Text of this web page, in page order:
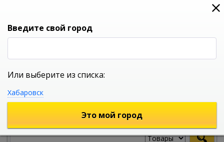
0
УНИВЕРСАЛЬНЫЙ ИНТЕРНЕТ МАГАЗИН
Введите свой город
Или выберите из списка:
Хабаровск
Это мой город